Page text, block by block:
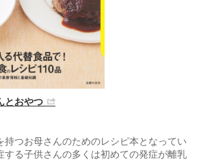
とおやつ
持つお母さんのためのレシピ本となってい
する子供さんの多くは初めての発症が離乳